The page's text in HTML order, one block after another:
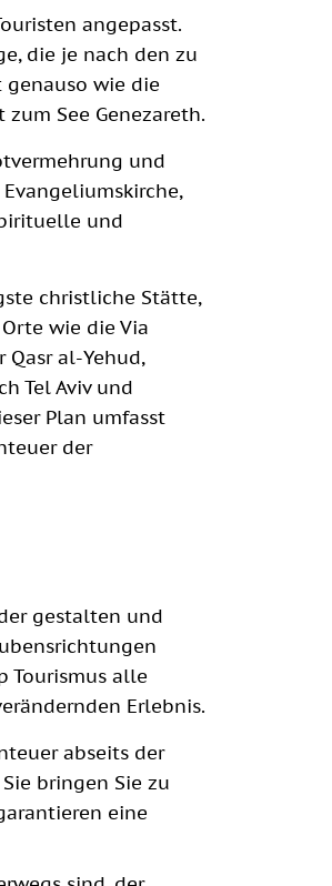
angepasst.
die je nach den zu
genauso wie die
See Genezareth.
und
und
christliche Stätte,
wie die Via
al-Yehud,
Tel Aviv und
Plan umfasst
der
gestalten und
Tourismus alle
Erlebnis.
abseits der
bringen Sie zu
eine